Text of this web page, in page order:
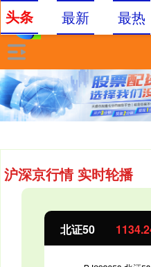
沪深京行情 实时轮播
北证50
头条 最新 最热